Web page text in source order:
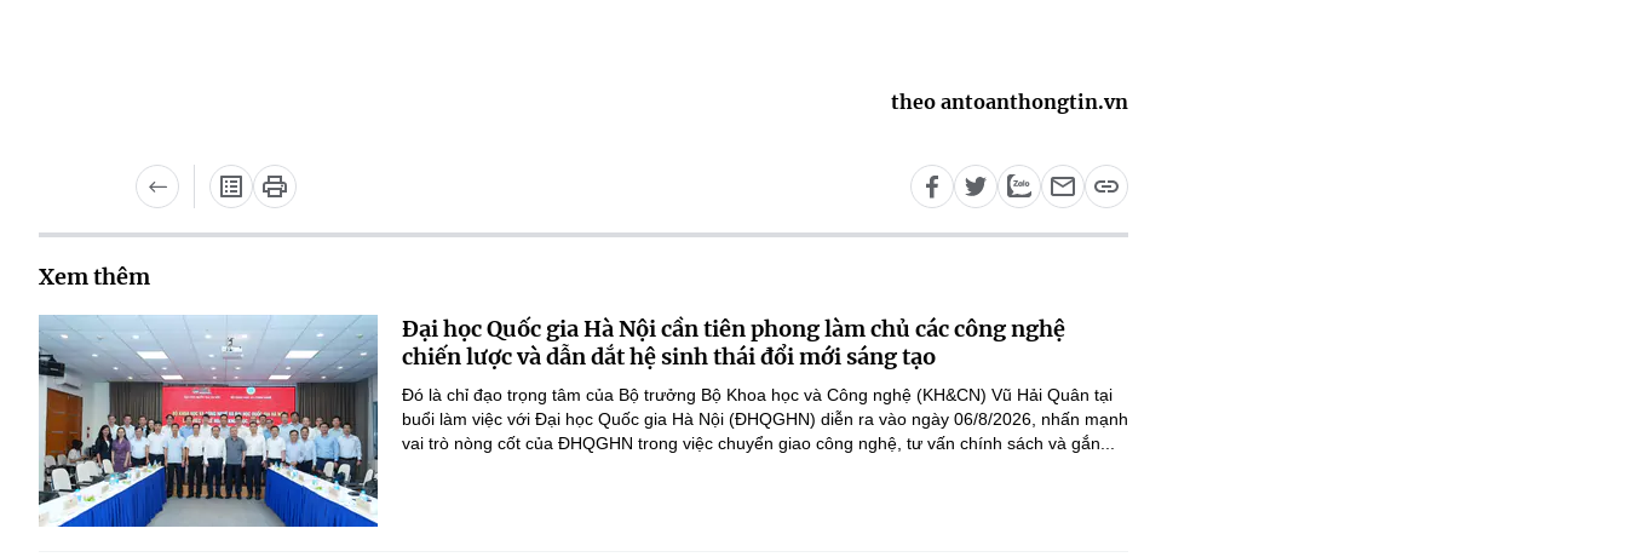
theo antoanthongtin.vn
Xem thêm
Đại học Quốc gia Hà Nội cần tiên phong làm chủ các công nghệ
chiến lược và dẫn dắt hệ sinh thái đổi mới sáng tạo
Đó là chỉ đạo trọng tâm của Bộ trưởng Bộ Khoa học và Công nghệ (KH&CN) Vũ Hải Quân tại
buổi làm việc với Đại học Quốc gia Hà Nội (ĐHQGHN) diễn ra vào ngày 06/8/2026, nhấn mạnh
vai trò nòng cốt của ĐHQGHN trong việc chuyển giao công nghệ, tư vấn chính sách và gắn...